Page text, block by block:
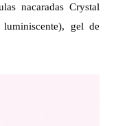
nacaradas Crystal
gel de